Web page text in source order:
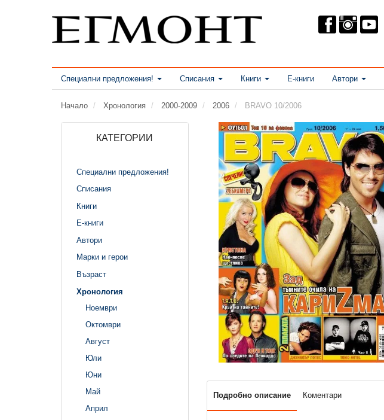
Специални предложения! Списания Книги Е-книги Автори
Начало Хронология 2000-2009 2006 BRAVO 10/2006
КАТЕГОРИИ
Специални предложения!
Списания
Книги
Е-книги
Автори
Марки и герои
Възраст
Хронология
Ноември
Октомври
Август
Юли
Юни
Май
Април
Подробно описание Коментари